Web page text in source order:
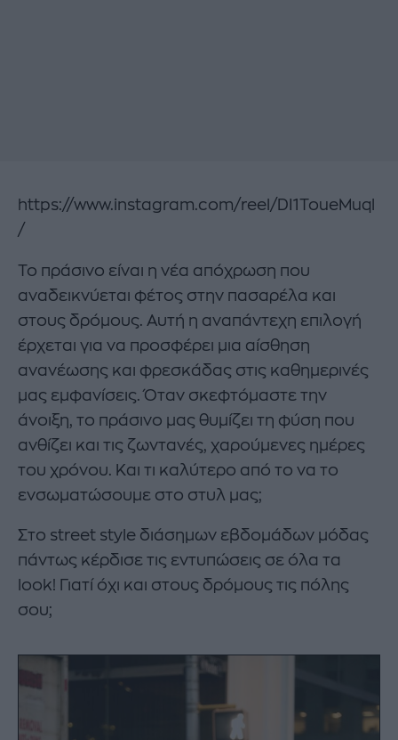
https://www.instagram.com/reel/DI1ToueMuql
/
Το πράσινο είναι η νέα απόχρωση που
αναδεικνύεται φέτος στην πασαρέλα και
στους δρόμους. Αυτή η αναπάντεχη επιλογή
έρχεται για να προσφέρει μια αίσθηση
ανανέωσης και φρεσκάδας στις καθημερινές
μας εμφανίσεις. Όταν σκεφτόμαστε την
άνοιξη, το πράσινο μας θυμίζει τη φύση που
ανθίζει και τις ζωντανές, χαρούμενες ημέρες
του χρόνου. Και τι καλύτερο από το να το
ενσωματώσουμε στο στυλ μας;
Στο street style διάσημων εβδομάδων μόδας
πάντως κέρδισε τις εντυπώσεις σε όλα τα
look! Γιατί όχι και στους δρόμους τις πόλης
σου;